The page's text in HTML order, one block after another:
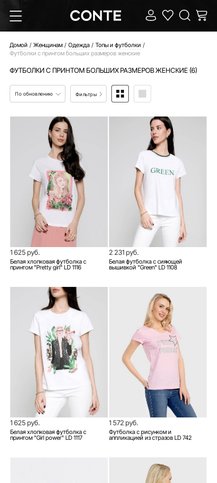
Домой Женщинам Одежда
Топы и футболки
Футболки с принтом больших размеров женские
ФУТБОЛКИ С ПРИНТОМ БОЛЬШИХ РАЗМЕРОВ ЖЕНСКИЕ (6)
По обновлению Фильтры
1 625 руб.
Белая хлопковая футболка с
принтом "Pretty girl" LD 1116
2 231 руб.
Белая футболка с сияющей
вышивкой "Green" LD 1108
1 625 руб.
Белая хлопковая футболка с
принтом "Girl power" LD 1117
1 572 руб.
Футболка с рисунком и
аппликацией из стразов LD 742